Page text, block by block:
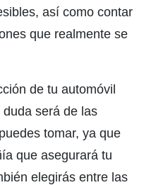
así como contar
que realmente se
de tu automóvil
será de las
tomar, ya que
que asegurará tu
elegirás entre las